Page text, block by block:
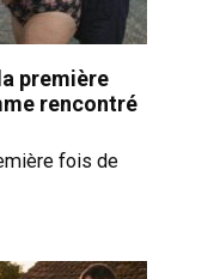
première
rencontré
fois de